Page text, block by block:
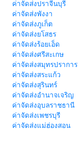
ค่าจัดส่งปราจีนบุรี
ค่าจัดส่งพังงา
ค่าจัดส่งภูเก็ต
ค่าจัดส่งยโสธร
ค่าจัดส่งร้อยเอ็ด
ค่าจัดส่งศรีสะเกษ
ค่าจัดส่งสมุทรปราการ
ค่าจัดส่งสระแก้ว
ค่าจัดส่งสุรินทร์
ค่าจัดส่งอำนาจเจริญ
ค่าจัดส่งอุบลราชธานี
ค่าจัดส่งเพชรบุรี
ค่าจัดส่งแม่ฮ่องสอน